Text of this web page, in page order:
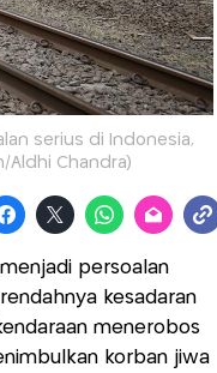
serius di Indonesia,
Chandra)
persoalan
kesadaran
menerobos
korban jiwa